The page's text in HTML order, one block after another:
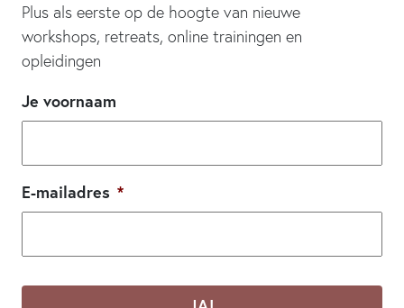
Plus als eerste op de hoogte van nieuwe
workshops, retreats, online trainingen en
opleidingen
Je voornaam
E-mailadres *
CAPTCHA